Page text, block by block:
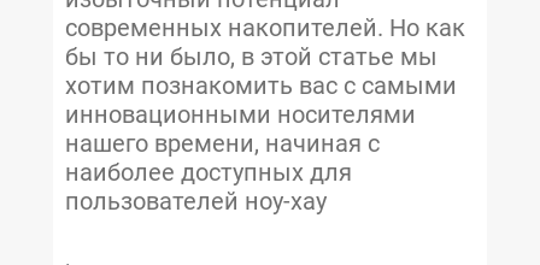
современных накопителей. Но как
бы то ни было, в этой статье мы
хотим познакомить вас с самыми
инновационными носителями
нашего времени, начиная с
наиболее доступных для
пользователей ноу-хау
.